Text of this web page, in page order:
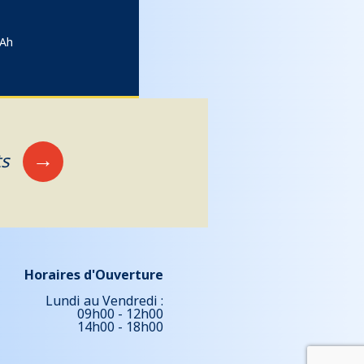
→
Horaires d'Ouverture
Lundi au Vendredi :
09h00 - 12h00
14h00 - 18h00